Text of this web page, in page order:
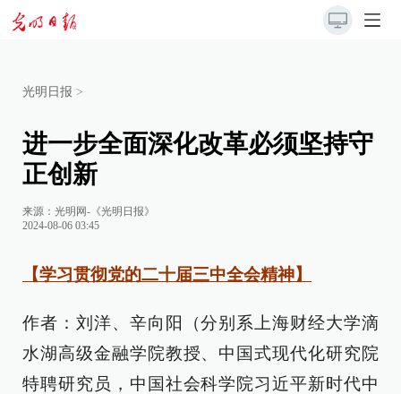
光明日报 >
进一步全面深化改革必须坚持守
正创新
来源： 光明网-《光明日报》
2024-08-06 03:45
【学习贯彻党的二十届三中全会精神】
作者：刘洋、辛向阳（分别系上海财经大学滴
水湖高级金融学院教授、中国式现代化研究院
特聘研究员，中国社会科学院习近平新时代中